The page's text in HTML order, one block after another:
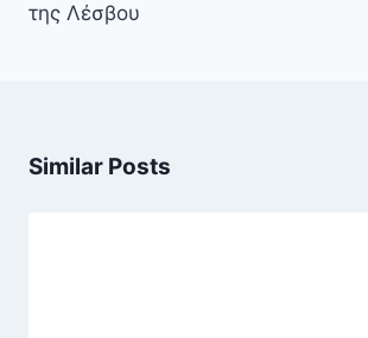
της Λέσβου
Similar Posts